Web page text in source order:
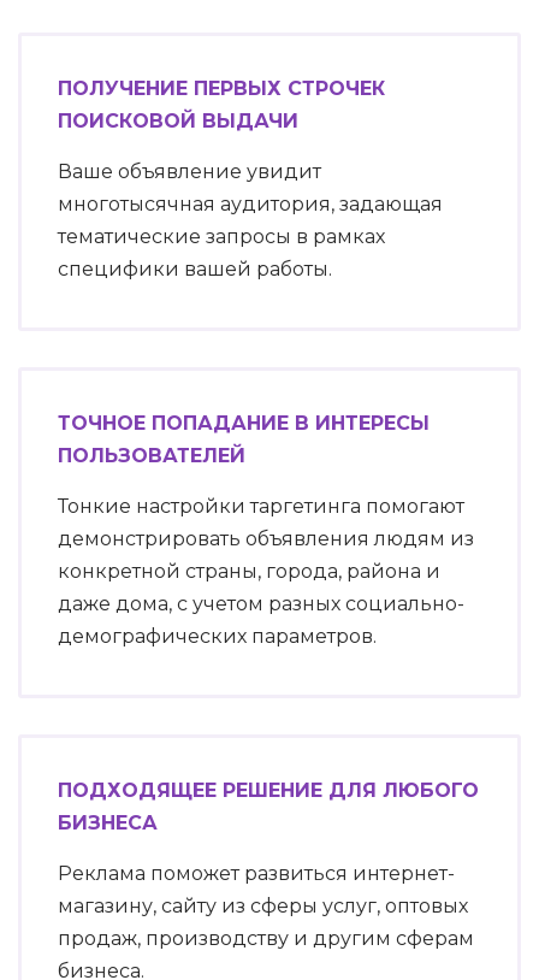
ПОЛУЧЕНИЕ ПЕРВЫХ СТРОЧЕК
ПОИСКОВОЙ ВЫДАЧИ
Ваше объявление увидит
многотысячная аудитория, задающая
тематические запросы в рамках
специфики вашей работы.
ТОЧНОЕ ПОПАДАНИЕ В ИНТЕРЕСЫ
ПОЛЬЗОВАТЕЛЕЙ
Тонкие настройки таргетинга помогают
демонстрировать объявления людям из
конкретной страны, города, района и
даже дома, с учетом разных социально-
демографических параметров.
ПОДХОДЯЩЕЕ РЕШЕНИЕ ДЛЯ ЛЮБОГО
БИЗНЕСА
Реклама поможет развиться интернет-
магазину, сайту из сферы услуг, оптовых
продаж, производству и другим сферам
бизнеса.